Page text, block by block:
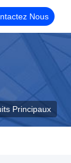
Nous
Principaux